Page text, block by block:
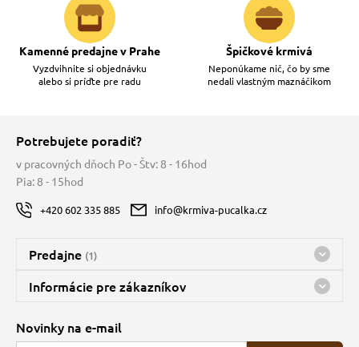
Kamenné predajne v Prahe
Vyzdvihnite si objednávku
alebo si príďte pre radu
Špičkové krmivá
Neponúkame nič, čo by sme
nedali vlastným maznáčikom
Potrebujete poradiť?
v pracovných dňoch Po - Štv: 8 - 16hod
Pia: 8 - 15hod
+420 602 335 885 info@krmiva-pucalka.cz
Predajne (1)
Predajňa a sklad Kbely
Bohužiaľ, momentálne máme zatvorené
Informácie pre zákazníkov
O spoločnosti
Novinky na e-mail